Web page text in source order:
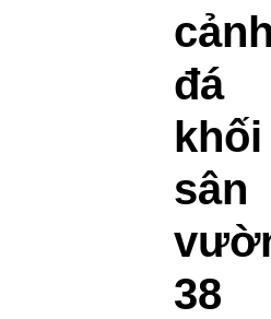
cảnh
đá
khối
sân
38